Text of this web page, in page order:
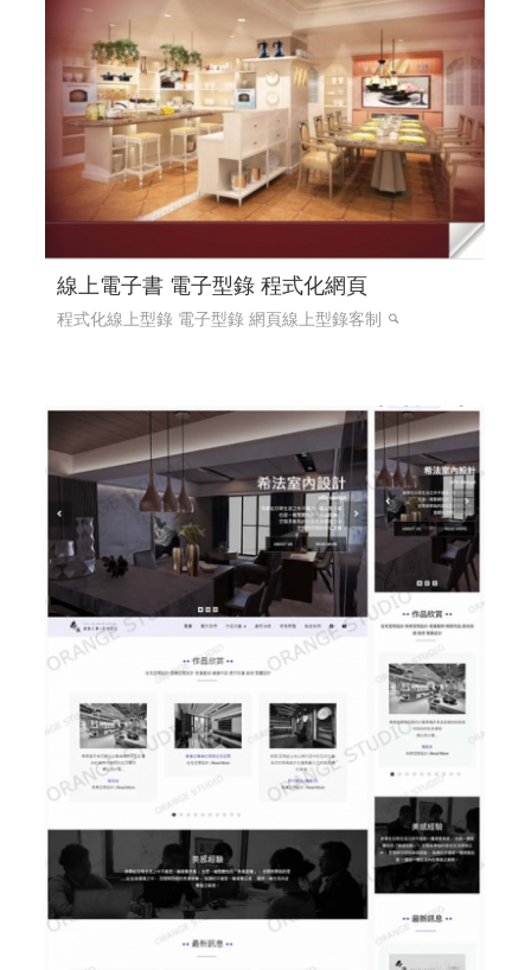
線上電子書 電子型錄 程式化網頁
程式化線上型錄 電子型錄 網頁線上型錄客制